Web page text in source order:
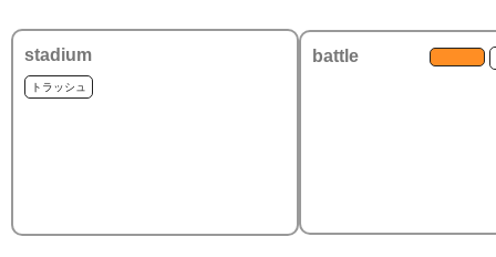
stadium
トラッシュ
battle